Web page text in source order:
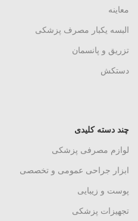
معاینه
البسه یکبار مصرف پزشکی
تزریق و پانسمان
دستکش
چند دسته کلیدی
لوازم مصرفی پزشکی
ابزار جراحی عمومی و تخصصی
پوست و زیبایی
تجهیزات پزشکی